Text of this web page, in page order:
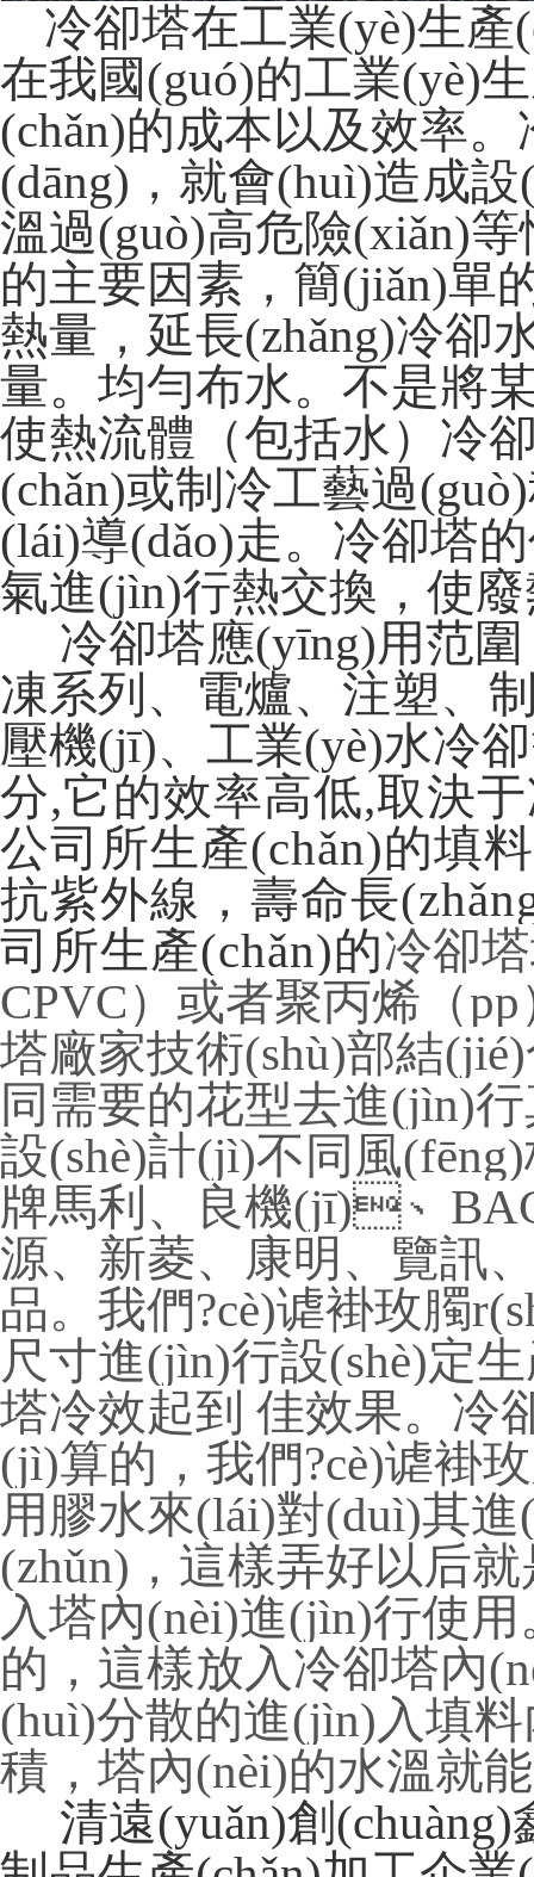
冷卻塔在工業(yè)生產
在我國(guó)的工業(yè)
(chǎn)的成本以及效率
(dāng)，就會(huì)造
溫過(guò)高危險(xiǎn)等
的主要因素， 簡(jiǎn)單
熱量，延長(zhǎng)冷
量。均勻布水。
使熱流體（包括水）冷
(chǎn)或制冷工藝過(guò)
(lái)導(dǎo)走。冷卻
氣進(jìn)行熱交換，
冷卻塔應(yīng)用范圍：
凍系列、電爐、注塑、
壓機(jī)、工業(yè)水冷
分,它的效率高低,取決于
公司所生產(chǎn)的填
抗紫外線，壽命長
司所生產(chǎn)的冷卻
CPVC）或者聚丙烯（pp
塔廠家技術(shù)部結
同需要的花型去進(jìn)行
設(shè)計(jì)不同風
牌馬利、良機(jī)、BAC
源、新菱、康明、覽訊
品。我們?cè)谑褂玫
尺寸進(jìn)行設(shè)定
塔冷效起到 佳效果
(jì)算的，我們?cè)谑褂
用膠水來(lái)對(duì)其
(zhǔn)，這樣弄好以后就
入塔內(nèi)進(jìn)行使用
的，這樣放入冷卻塔內
(huì)分散的進(jìn)入填
積，塔內(nèi)的水溫就
清遠(yuǎn)創